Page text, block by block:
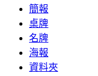
簡報
桌牌
名牌
海報
資料夾